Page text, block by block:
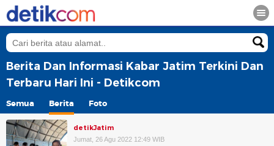
Berita Dan Informasi Kabar Jatim Terkini Dan
Terbaru Hari Ini - Detikcom
Semua Berita Foto
detikJatim
Jumat, 26 Agu 2022 12:49 WIB